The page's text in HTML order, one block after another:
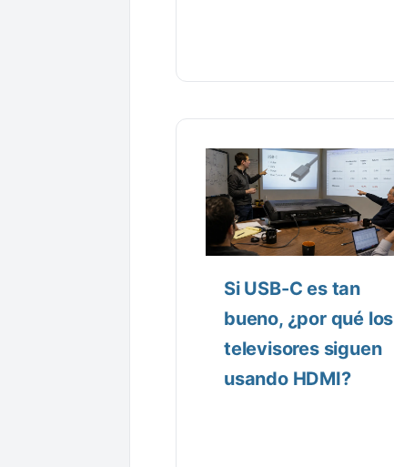
Si USB-C es tan
bueno, ¿por qué los
televisores siguen
usando HDMI?